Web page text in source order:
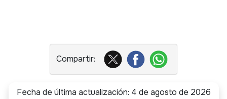
Fecha de última actualización: 4 de agosto de 2026